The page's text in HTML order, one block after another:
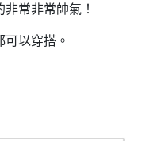
常非常帥氣！
以穿搭。